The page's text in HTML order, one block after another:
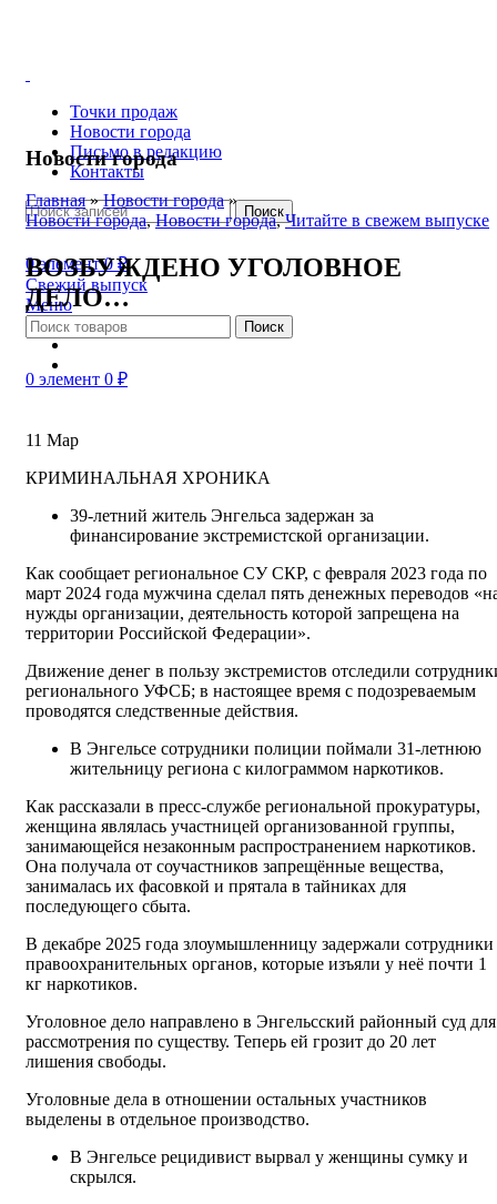
Точки продаж
Новости города
Письмо в редакцию
Контакты
Поиск
0элемент 0₽
Свежий выпуск
Меню
Поиск
0 элемент 0 ₽
Новости города
Главная»Новости города»
Новости города,Новости города,Читайте в свежем выпуске
ВОЗБУЖДЕНО УГОЛОВНОЕ
ДЕЛО…
11 Мар
КРИМИНАЛЬНАЯ ХРОНИКА
39-летний житель Энгельса задержан за
финансирование экстремистской организации.
Как сообщает региональное СУ СКР, с февраля 2023 года по
март 2024 года мужчина сделал пять денежных переводов
нужды организации, деятельность которой запрещена на
территории Российской Федерации».
Движение денег в пользу экстремистов отследили
регионального УФСБ; в настоящее время с подозреваемым
проводятся следственные действия.
В Энгельсе сотрудники полиции поймали 31-летнюю
жительницу региона с килограммом наркотиков.
Как рассказали в пресс-службе региональной прокуратуры,
женщина являлась участницей организованной группы,
занимающейся незаконным распространением наркотиков.
Она получала от соучастников запрещённые вещества,
занималась их фасовкой и прятала в тайниках для
последующего сбыта.
В декабре 2025 года злоумышленницу задержали сотрудники
правоохранительных органов, которые изъяли у неё почти 1
кг наркотиков.
Уголовное дело направлено в Энгельсский районный суд для
рассмотрения по существу. Теперь ей грозит до 20 лет
лишения свободы.
Уголовные дела в отношении остальных участников
выделены в отдельное производство.
В Энгельсе рецидивист вырвал у женщины сумку и
скрылся.